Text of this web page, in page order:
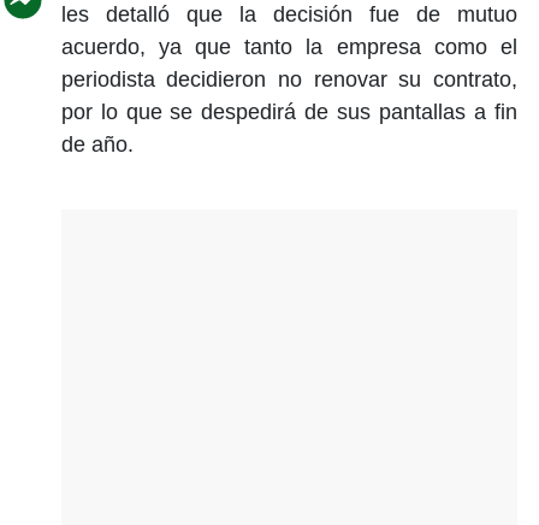
les detalló que la decisión fue de mutuo
acuerdo, ya que tanto la empresa como el
periodista decidieron no renovar su contrato,
por lo que se despedirá de sus pantallas a fin
de año.